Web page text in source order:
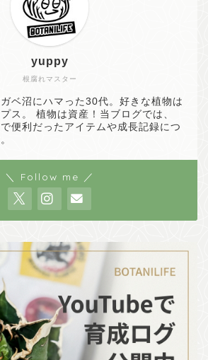
根腐れマスター
yuppy
ベ沼にハマった30代。好きな植物は
ス。 植物は資産！当ブログでは、
便利だったアイテムや成長記録につ
＼ Follow me ／